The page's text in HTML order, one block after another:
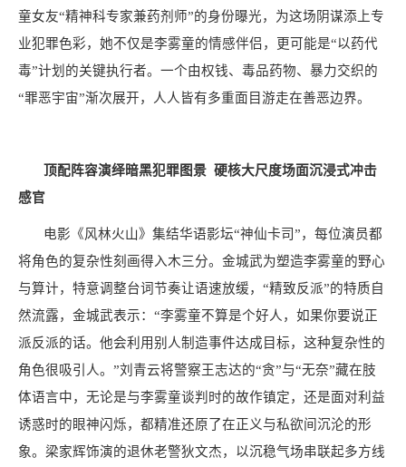
童女友“精神科专家兼药剂师”的身份曝光，为这场阴谋添上专
业犯罪色彩，她不仅是李雾童的情感伴侣，更可能是“以药代
毒”计划的关键执行者。一个由权钱、毒品药物、暴力交织的
“罪恶宇宙”渐次展开，人人皆有多重面目游走在善恶边界。
顶配阵容演绎暗黑犯罪图景 硬核大尺度场面沉浸式冲击
感官
电影《风林火山》集结华语影坛“神仙卡司”，每位演员都
将角色的复杂性刻画得入木三分。金城武为塑造李雾童的野心
与算计，特意调整台词节奏让语速放缓，“精致反派”的特质自
然流露，金城武表示：“李雾童不算是个好人，如果你要说正
派反派的话。他会利用别人制造事件达成目标，这种复杂性的
角色很吸引人。”刘青云将警察王志达的“贪”与“无奈”藏在肢
体语言中，无论是与李雾童谈判时的故作镇定，还是面对利益
诱惑时的眼神闪烁，都精准还原了在正义与私欲间沉沦的形
象。梁家辉饰演的退休老警狄文杰，以沉稳气场串联起多方线